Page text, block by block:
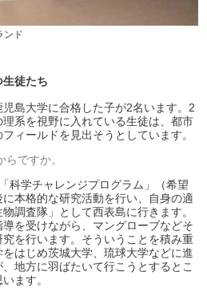
ンド
徒たち
島大学に合格した子が2名います。2
系を視野に入れている生徒は、都市
ィールドを見出そうとしています。
ですか。
科学チャレンジプログラム」（希望
本格的な研究活動を行い、自身の適
調査隊」として西表島に行きます。
を受けながら、マングローブなどそ
を行います。そういうことを積み重
はじめ茨城大学、琉球大学などに進
地方に羽ばたいて行こうとするとこ
ます。